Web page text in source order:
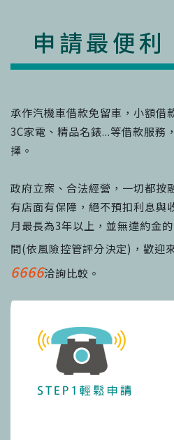
申請最便利
承作汽機車借款免留車，小額借
3C家電、精品名錶...等借款服務
擇。
政府立案、合法經營，一切都按
有店面有保障，絕不預扣利息與
月最長為3年以上，並無違約金
間(依風險控管評分決定)，歡迎
6666洽詢比較。